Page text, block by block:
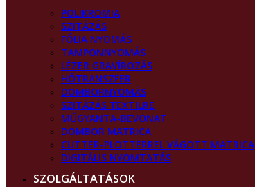
POLIKROMIA
SZITÁZÁS
FÓLIA NYOMÁS
TAMPONNYOMÁS
LÉZER GRAVÍROZÁS
HŐTRANSZFER
DOMBORNYOMÁS
SZITÁZÁS TEXTILRE
MŰGYANTA-BEVONAT
DOMBOR MATRICA
CUTTER-PLOTTERREL VÁGOTT MATRICA
DIGITÁLIS NYOMTATÁS
SZOLGÁLTATÁSOK